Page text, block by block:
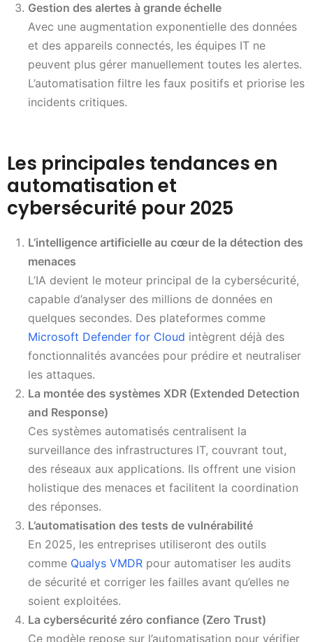
Gestion des alertes à grande échelle
Avec une augmentation exponentielle des données
et des appareils connectés, les équipes IT ne
peuvent plus gérer manuellement toutes les alertes.
L’automatisation filtre les faux positifs et priorise les
incidents critiques.
Les principales tendances en
automatisation et
cybersécurité pour 2025
L’intelligence artificielle au cœur de la détection des
menaces
L’IA devient le moteur principal de la cybersécurité,
capable d’analyser des millions de données en
quelques secondes. Des plateformes comme
Microsoft Defender for Cloud intègrent déjà des
fonctionnalités avancées pour prédire et neutraliser
les attaques.
La montée des systèmes XDR (Extended Detection
and Response)
Ces systèmes automatisés centralisent la
surveillance des infrastructures IT, couvrant tout,
des réseaux aux applications. Ils offrent une vision
holistique des menaces et facilitent la coordination
des réponses.
L’automatisation des tests de vulnérabilité
En 2025, les entreprises utiliseront des outils
comme Qualys VMDR pour automatiser les audits
de sécurité et corriger les failles avant qu’elles ne
soient exploitées.
La cybersécurité zéro confiance (Zero Trust)
Ce modèle repose sur l’automatisation pour vérifier